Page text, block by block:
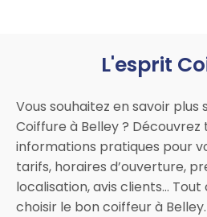
L'esprit
Vous souhaitez en savoir plus
Coiffure à Belley ? Découvrez
informations pratiques pour
tarifs, horaires d’ouverture,
localisation, avis clients… Tout
choisir le bon coiffeur à Belley.